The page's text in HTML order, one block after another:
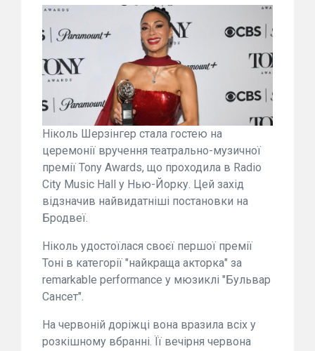
Ніколь Шерзінгер стала гостею на
церемонії вручення театрально-музичної
премії Tony Awards, що проходила в Radio
City Music Hall у Нью-Йорку. Цей захід
відзначив найвидатніші постановки на
Бродвеї.
Ніколь удостоїлася своєї першої премії
Тоні в категорії "найкраща акторка" за
remarkable performance у мюзиклі "Бульвар
Сансет".
На червоній доріжці вона вразила всіх у
розкішному вбранні. Її вечірня червона